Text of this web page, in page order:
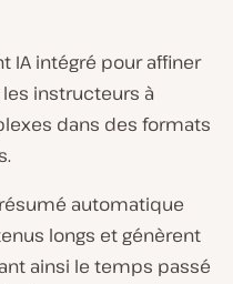
IA intégré pour affiner
instructeurs à
dans des formats
automatique
longs et génèrent
ainsi le temps passé